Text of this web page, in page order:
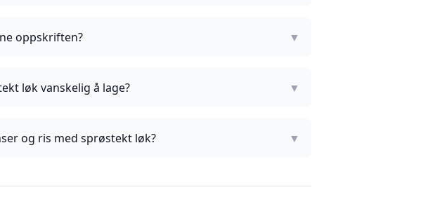
oppskriften? ▼
løk vanskelig å lage? ▼
og ris med sprøstekt løk? ▼